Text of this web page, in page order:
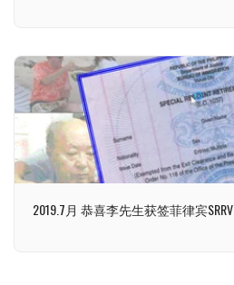
2019.7月 恭喜李先生获签菲律宾SRRV